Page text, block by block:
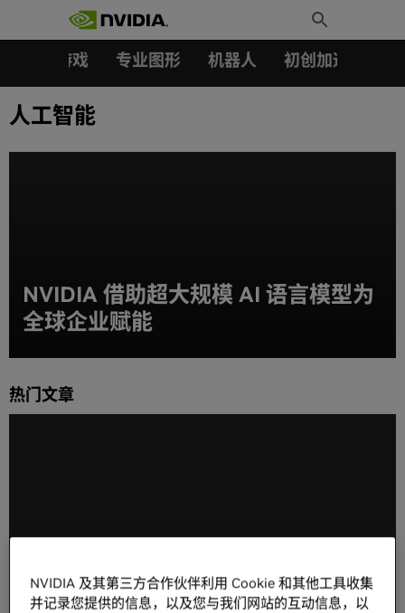
Toggle
Search
游戏 专业图形 机器人 初创加速会员成
人工智能
NVIDIA 借助超大规模 AI 语言模型为
全球企业赋能
热门文章
NVIDIA 及其第三方合作伙伴利用 Cookie 和其他工具收集
并记录您提供的信息，以及您与我们网站的互动信息，以